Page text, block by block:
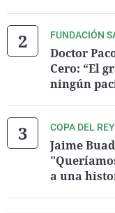
FUNDACIÓN
Doctor
Cero: “El
ningún
COPA DEL
Jaime
a una